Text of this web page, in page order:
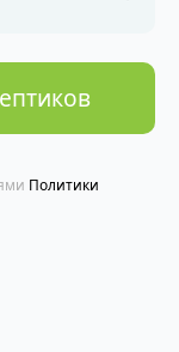
Политики